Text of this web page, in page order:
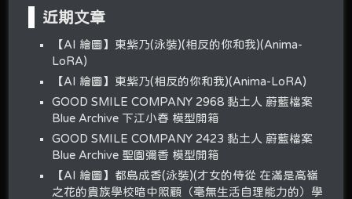
近期文章
【AI 繪圖】東紫乃(泳裝)(相反的你和我)(Anima-
LoRA)
【AI 繪圖】東紫乃(相反的你和我)(Anima-LoRA)
GOOD SMILE COMPANY 2968 黏土人 蔚藍檔案
Blue Archive 下江小春 模型開箱
GOOD SMILE COMPANY 2423 黏土人 蔚藍檔案
Blue Archive 聖園彌香 模型開箱
【AI 繪圖】都島成香(泳裝)(才女的侍從 在滿是高嶺
之花的貴族學校暗中照顧（毫無生活自理能力的）學